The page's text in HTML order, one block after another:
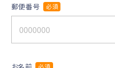
郵便番号 必須